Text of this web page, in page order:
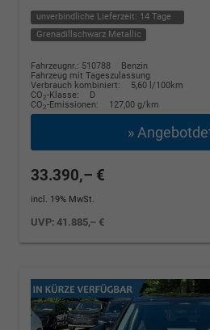
unverbindliche Lieferzeit: 14 Tage
Grenadillschwarz Metallic
Fahrzeugnr.: 510788
Benzin
Fahrzeug mit Tageszulassung
Verbrauch kombiniert:
5,60 l/100km
CO2-Klasse:
D
CO2-Emissionen: 127,00 g/km
»
33.390,– €
incl. 19% MwSt.
UVP:41.885,– €